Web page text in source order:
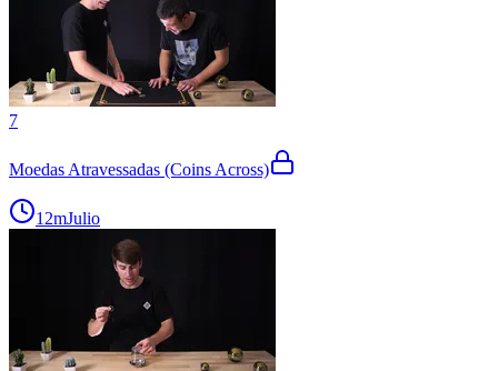
7
Moedas Atravessadas (Coins Across)
12mJulio